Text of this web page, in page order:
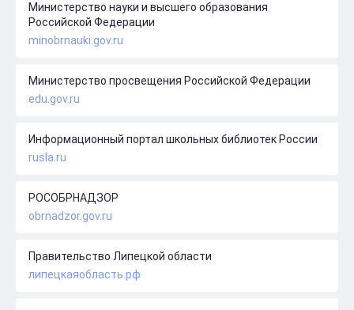
Министерство науки и высшего образования
Российской Федерации
minobrnauki.gov.ru
Министерство просвещения Российской Федерации
edu.gov.ru
Информационный портал школьных библиотек России
rusla.ru
РОСОБРНАДЗОР
obrnadzor.gov.ru
Правительство Липецкой области
липецкаяобласть.рф